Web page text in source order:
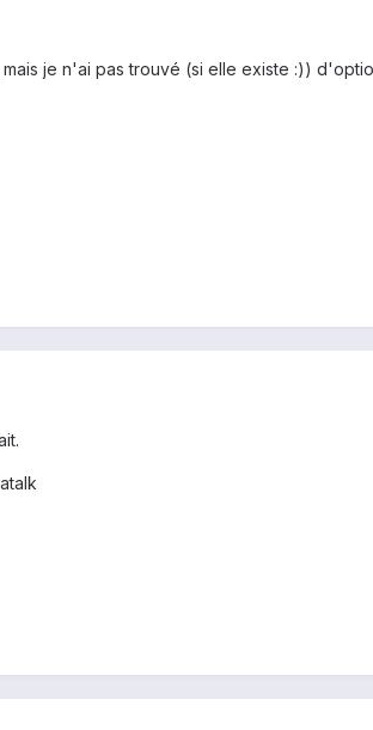
je n'ai pas trouvé (si elle existe :))